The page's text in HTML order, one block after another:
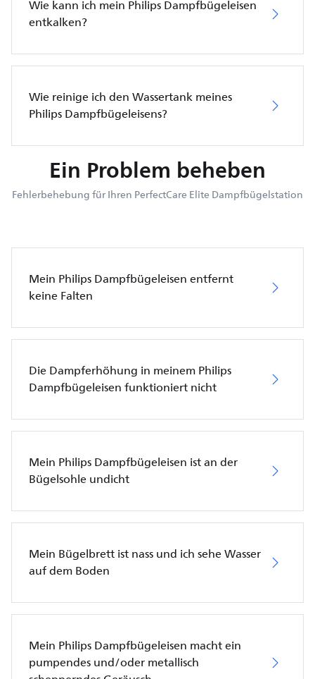
Wie kann ich mein Philips Dampfbügeleisen
entkalken?
Wie reinige ich den Wassertank meines
Philips Dampfbügeleisens?
Ein Problem beheben
Fehlerbehebung für Ihren PerfectCare Elite Dampfbügelstation
Mein Philips Dampfbügeleisen entfernt
keine Falten
Die Dampferhöhung in meinem Philips
Dampfbügeleisen funktioniert nicht
Mein Philips Dampfbügeleisen ist an der
Bügelsohle undicht
Mein Bügelbrett ist nass und ich sehe Wasser
auf dem Boden
Mein Philips Dampfbügeleisen macht ein
pumpendes und/oder metallisch